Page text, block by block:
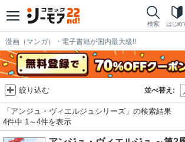
検索 はじめ
漫画（マンガ）・電子書籍が国内最大級!!
並べ替え:
絞り込む
「アンジュ・ヴィエルジュシリーズ」の検索結果
4件中 1～4件を表示